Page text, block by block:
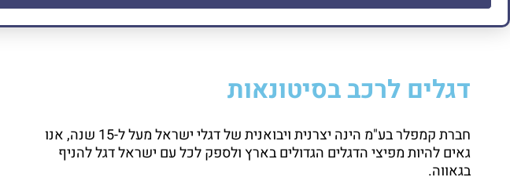
דגלים לרכב בסיטונאות
חברת קמפלר בע"מ הינה יצרנית ויבואנית של דגלי ישראל מעל ל-15 שנה, אנו
גאים להיות מפיצי הדגלים הגדולים בארץ ולספק לכל עם ישראל דגל להניף
בגאווה.